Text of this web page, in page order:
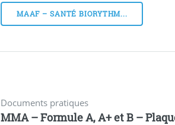
MAAF – SANTÉ BIORYTHM...
Documents pratiques
MMA – Formule A, A+ et B –